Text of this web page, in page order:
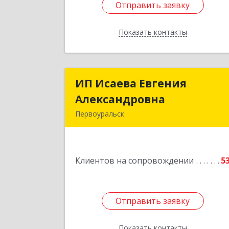
Отправить заявку
Показать контакты
Отправить заявку
Назад
ИП Исаева Евгения
Александровна
Первоуральск
Клиентов на сопровождении
Отправить заявку
ИП Исаева Евгения
Александровна
Отправить заявку